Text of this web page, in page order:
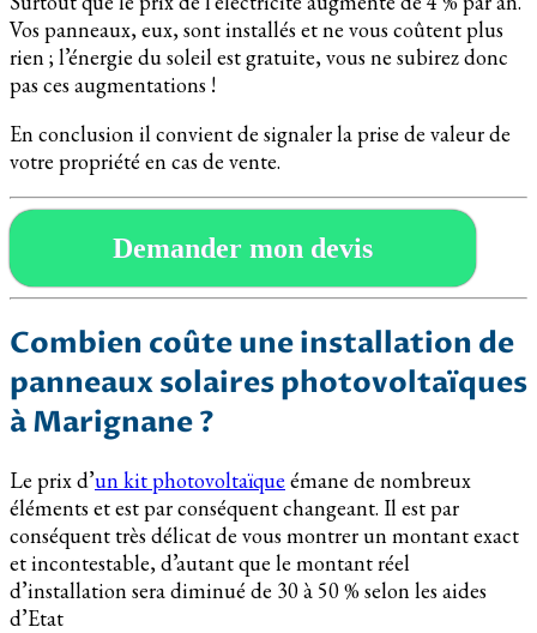
Vos panneaux, eux, sont installés et ne vous coûtent plus
rien ; l’énergie du soleil est gratuite, vous ne subirez donc
pas ces augmentations !
En conclusion il convient de signaler la prise de valeur de
votre propriété en cas de vente.
Demander mon devis
Combien coûte une installation de
panneaux solaires photovoltaïques
à Marignane ?
Le prix d’un kit photovoltaïque émane de nombreux
éléments et est par conséquent changeant. Il est par
conséquent très délicat de vous montrer un montant exact
et incontestable, d’autant que le montant réel
d’installation sera diminué de 30 à 50 % selon les aides
d’Etat